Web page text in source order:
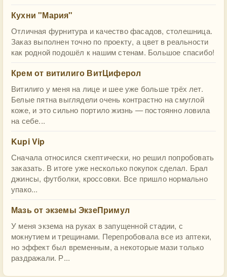
Кухни "Мария"
Отличная фурнитура и качество фасадов, столешница.
Заказ выполнен точно по проекту, а цвет в реальности
как родной подошёл к нашим стенам. Большое спасибо!
Крем от витилиго ВитЦиферол
Витилиго у меня на лице и шее уже больше трёх лет.
Белые пятна выглядели очень контрастно на смуглой
коже, и это сильно портило жизнь — постоянно ловила
на себе...
Kupi Vip
Сначала относился скептически, но решил попробовать
заказать. В итоге уже несколько покупок сделал. Брал
джинсы, футболки, кроссовки. Все пришло нормально
упако...
Мазь от экземы ЭкзеПримул
У меня экзема на руках в запущенной стадии, с
мокнутием и трещинами. Перепробовала все из аптеки,
но эффект был временным, а некоторые мази только
раздражали. Р...